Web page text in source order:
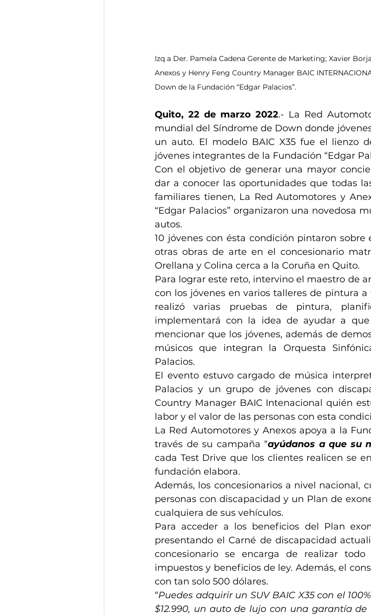
Izq a Der. Pamela Cadena Gerente de Marketing; Xavier
Anexos y Henry Feng Country Manager BAIC
Down de la Fundación “Edgar Palacios”.
Quito, 22 de marzo 2022.- La Red
mundial del Síndrome de Down donde
un auto. El modelo BAIC X35 fue el lienzo
jóvenes integrantes de la Fundación “Edgar
Con el objetivo de generar una mayor
dar a conocer las oportunidades que todas
familiares tienen, La Red Automotores y
“Edgar Palacios” organizaron una novedosa
autos.
10 jóvenes con ésta condición pintaron sobre
otras obras de arte en el concesionario
Orellana y Colina cerca a la Coruña en Quito.
Para lograr este reto, intervino el maestro de
con los jóvenes en varios talleres de pintura
realizó varias pruebas de pintura,
implementará con la idea de ayudar a
mencionar que los jóvenes, además de
músicos que integran la Orquesta
Palacios.
El evento estuvo cargado de música
Palacios y un grupo de jóvenes con
Country Manager BAIC Intenacional quién
labor y el valor de las personas con esta
La Red Automotores y Anexos apoya a la
través de su campaña “ayúdanos a que su
cada Test Drive que los clientes realicen se
fundación elabora.
Además, los concesionarios a nivel nacional,
personas con discapacidad y un Plan de
cualquiera de sus vehículos.
Para acceder a los beneficios del Plan
presentando el Carné de discapacidad
concesionario se encarga de realizar
impuestos y beneficios de ley. Además, el
con tan solo 500 dólares.
“Puedes adquirir un SUV BAIC X35 con el
$12.990, un auto de lujo con una garantía